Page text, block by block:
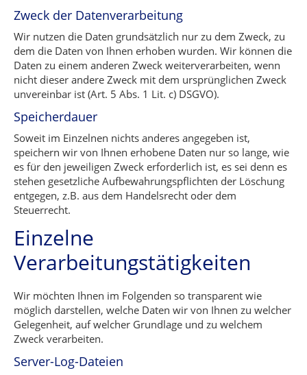
Zweck der Datenverarbeitung
Wir nutzen die Daten grundsätzlich nur zu dem Zweck, zu
dem die Daten von Ihnen erhoben wurden. Wir können die
Daten zu einem anderen Zweck weiterverarbeiten, wenn
nicht dieser andere Zweck mit dem ursprünglichen Zweck
unvereinbar ist (Art. 5 Abs. 1 Lit. c) DSGVO).
Speicherdauer
Soweit im Einzelnen nichts anderes angegeben ist,
speichern wir von Ihnen erhobene Daten nur so lange, wie
es für den jeweiligen Zweck erforderlich ist, es sei denn es
stehen gesetzliche Aufbewahrungspflichten der Löschung
entgegen, z.B. aus dem Handelsrecht oder dem
Steuerrecht.
Einzelne
Verarbeitungstätigkeiten
Wir möchten Ihnen im Folgenden so transparent wie
möglich darstellen, welche Daten wir von Ihnen zu welcher
Gelegenheit, auf welcher Grundlage und zu welchem
Zweck verarbeiten.
Server-Log-Dateien